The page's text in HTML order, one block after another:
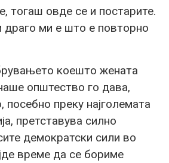
тогаш овде се и постарите.
драго ми е што е повторно
коешто жената
општество го дава,
посебно преку најголемата
претставува силно
демократски сили во
време да се бориме